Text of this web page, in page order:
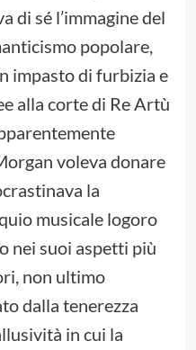
di sé l’immagine del
popolare,
impasto di furbizia e
alla corte di Re Artù
voleva donare
la
musicale logoro
nei suoi aspetti più
non ultimo
dalla tenerezza
in cui la